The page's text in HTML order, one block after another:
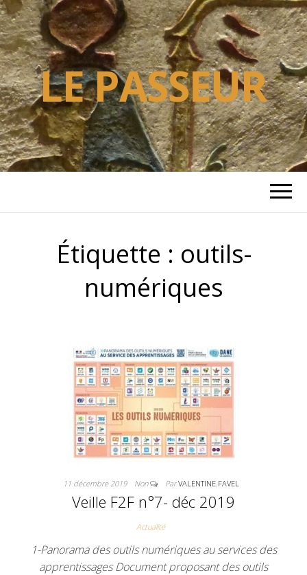
LE PASSEUR
Étiquette : outils-
numériques
11 décembre 2019 Non ParVALENTINE.FAVEL
Veille F2F n°7- déc 2019
Actualité
1-Panorama des outils numériques au services des
apprentissages Document proposant des outils